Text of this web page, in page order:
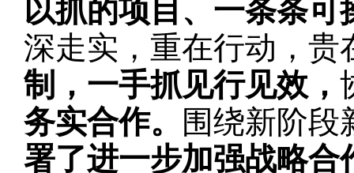
以抓的项目、一条条可
深走实，重在行动，贵
制，一手抓见行见效，
务实合作。
围绕新阶段
署了进一步加强战略合